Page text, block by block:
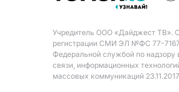
Учредитель ООО «Дайджест ТВ».
регистрации СМИ ЭЛ №ФС 77-
Федеральной службой по надзору
связи, информационных
массовых коммуникаций 23.11.2017